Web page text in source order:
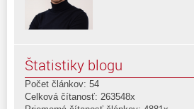
Štatistiky blogu
Počet článkov: 54
Celková čítanosť: 263548x